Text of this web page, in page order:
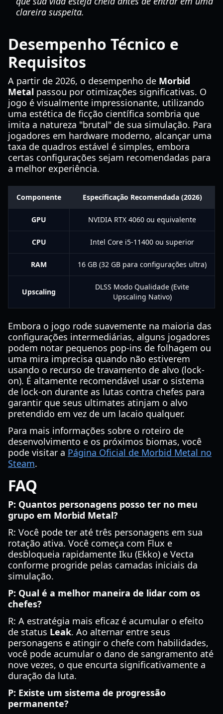
clareira suspeita.
Desempenho Técnico e
Requisitos
A partir de 2026, o desempenho de Morbid
Metal passou por otimizações significativas. O
jogo é visualmente impressionante, utilizando
uma estética de ficção científica sombria que
imita a natureza "brutal" de sua simulação. Para
jogadores em hardware moderno, alcançar uma
taxa de quadros estável é simples, embora
certas configurações sejam recomendadas para
a melhor experiência.
Componente Especificação Recomendada (2026)
GPU NVIDIA RTX 4060 ou equivalente
CPU Intel Core i5-11400 ou superior
RAM 16 GB (32 GB para configurações ultra)
Upscaling
DLSS Modo Qualidade (Evite
Upscaling Nativo)
Embora o jogo rode suavemente na maioria das
configurações intermediárias, alguns jogadores
podem notar pequenos pop-ins de folhagem ou
uma mira imprecisa quando não estiverem
usando o recurso de travamento de alvo (lock-
on). É altamente recomendável usar o sistema
de lock-on durante as lutas contra chefes para
garantir que seus ultimates atinjam o alvo
pretendido em vez de um lacaio qualquer.
Para mais informações sobre o roteiro de
desenvolvimento e os próximos biomas, você
pode visitar a Página Oficial de Morbid Metal no
Steam.
FAQ
P: Quantos personagens posso ter no meu
grupo em Morbid Metal?
R: Você pode ter até três personagens em sua
rotação ativa. Você começa com Flux e
desbloqueia rapidamente Iku (Ekko) e Vecta
conforme progride pelas camadas iniciais da
simulação.
P: Qual é a melhor maneira de lidar com os
chefes?
R: A estratégia mais eficaz é acumular o efeito
de status Leak. Ao alternar entre seus
personagens e atingir o chefe com habilidades,
você pode acumular o dano de sangramento até
nove vezes, o que encurta significativamente a
duração da luta.
P: Existe um sistema de progressão
permanente?